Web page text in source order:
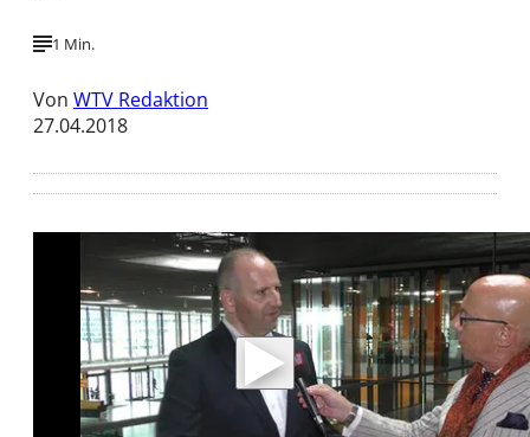
1 Min.
Von WTV Redaktion
27.04.2018
Mit der Wiedergabe dieses Videos werden
Daten an Youtube übertragen.
Hinweise dazu erhalten Sie in derDatenschutzerklärung.
Akzeptieren